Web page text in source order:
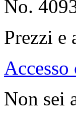
No.
Prezzi
Non sei